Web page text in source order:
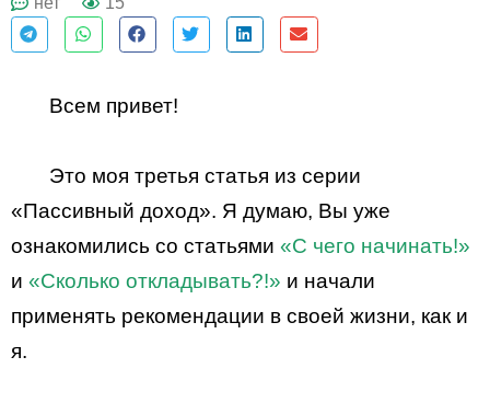
Всем привет!
Это моя третья статья из серии
«Пассивный доход». Я думаю, Вы уже
ознакомились со статьями «С чего начинать!»
и «Сколько откладывать?!» и начали
применять рекомендации в своей жизни, как и
я.